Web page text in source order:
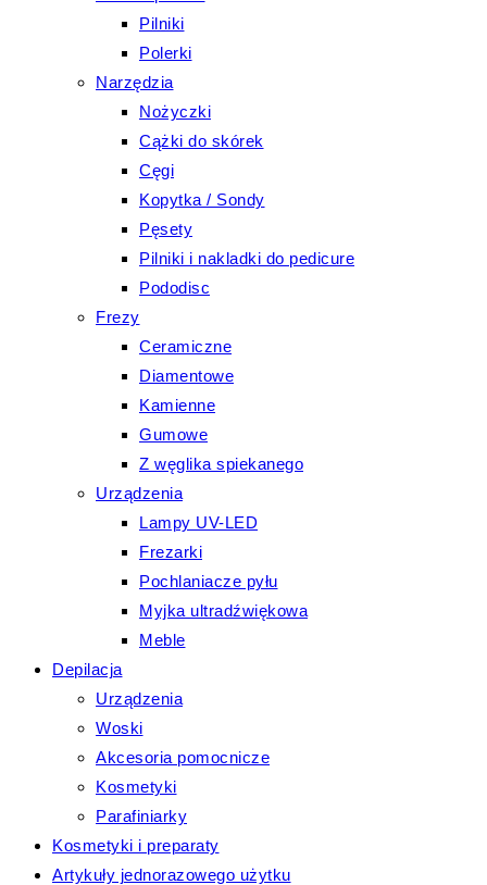
Pilniki
Polerki
Narzędzia
Nożyczki
Cążki do skórek
Cęgi
Kopytka / Sondy
Pęsety
Pilniki i nakladki do pedicure
Pododisc
Frezy
Ceramiczne
Diamentowe
Kamienne
Gumowe
Z węglika spiekanego
Urządzenia
Lampy UV-LED
Frezarki
Pochlaniacze pyłu
Myjka ultradźwiękowa
Meble
Depilacja
Urządzenia
Woski
Akcesoria pomocnicze
Kosmetyki
Parafiniarky
Kosmetyki i preparaty
Artykuły jednorazowego użytku